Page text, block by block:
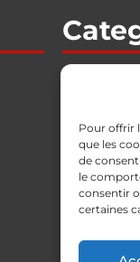
Pour offrir
que les
de
le
consentir
certaines
Teclados
Estudio
DJ
Viento